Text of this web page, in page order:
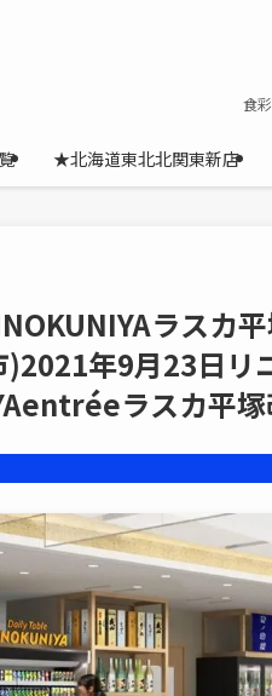
食
★北海道東北北関東新店
ラスカ
年9月23日リ
ラスカ平